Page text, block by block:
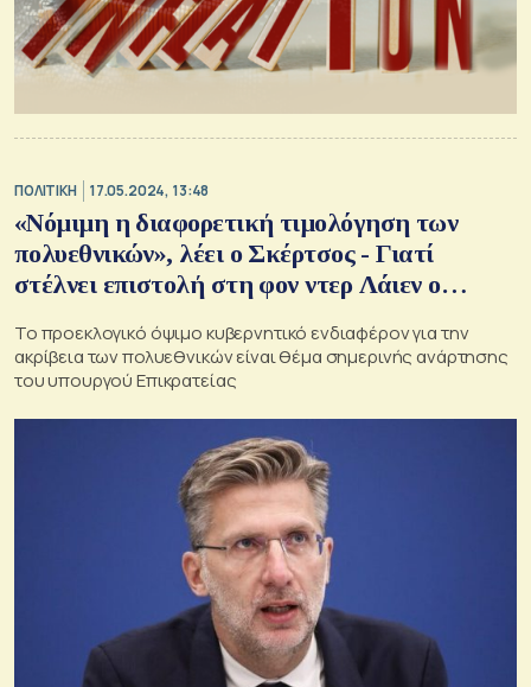
ΠΟΛΙΤΙΚΗ 17.05.2024, 13:48
«Νόμιμη η διαφορετική τιμολόγηση των
πολυεθνικών», λέει ο Σκέρτσος - Γιατί
στέλνει επιστολή στη φον ντερ Λάιεν ο
Το προεκλογικό όψιμο κυβερνητικό ενδιαφέρον για την
ακρίβεια των πολυεθνικών είναι θέμα σημερινής ανάρτησης
του υπουργού Επικρατείας